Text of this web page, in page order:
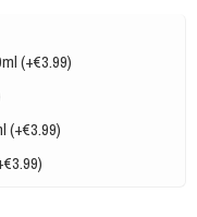
(+€3.99)
(+€3.99)